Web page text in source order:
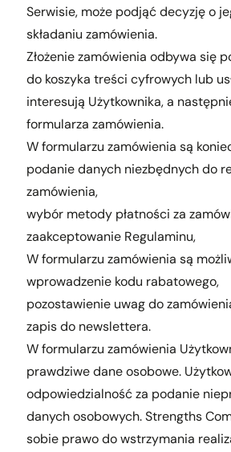
Serwisie, może podjąć decyzję o
składaniu zamówienia.
Złożenie zamówienia odbywa się
do koszyka treści cyfrowych lub
interesują Użytkownika, a
formularza zamówienia.
W formularzu zamówienia są
podanie danych niezbędnych do
zamówienia,
wybór metody płatności za
zaakceptowanie Regulaminu,
W formularzu zamówienia są
wprowadzenie kodu rabatowego,
pozostawienie uwag do
zapis do newslettera.
W formularzu zamówienia
prawdziwe dane osobowe.
odpowiedzialność za podanie
danych osobowych. Strengths
sobie prawo do wstrzymania